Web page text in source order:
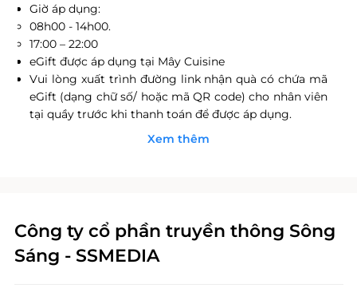
Giờ áp dụng:
08h00 - 14h00.
17:00 – 22:00
eGift được áp dụng tại Mây Cuisine
Vui lòng xuất trình đường link nhận quà có chứa mã
eGift (dạng chữ số/ hoặc mã QR code) cho nhân viên
tại quầy trước khi thanh toán để được áp dụng.
Được áp dụng dịp Lễ/Tết & các chương trình khuyến
eGift sẽ không được hoàn lại tiền thừa và không có
giá trị quy đổi thành tiền mặt.
eGift được xuất ra sẽ không được đổi trả dưới mọi
Xem thêm
Công ty cổ phần truyền thông Sông
Sáng - SSMEDIA